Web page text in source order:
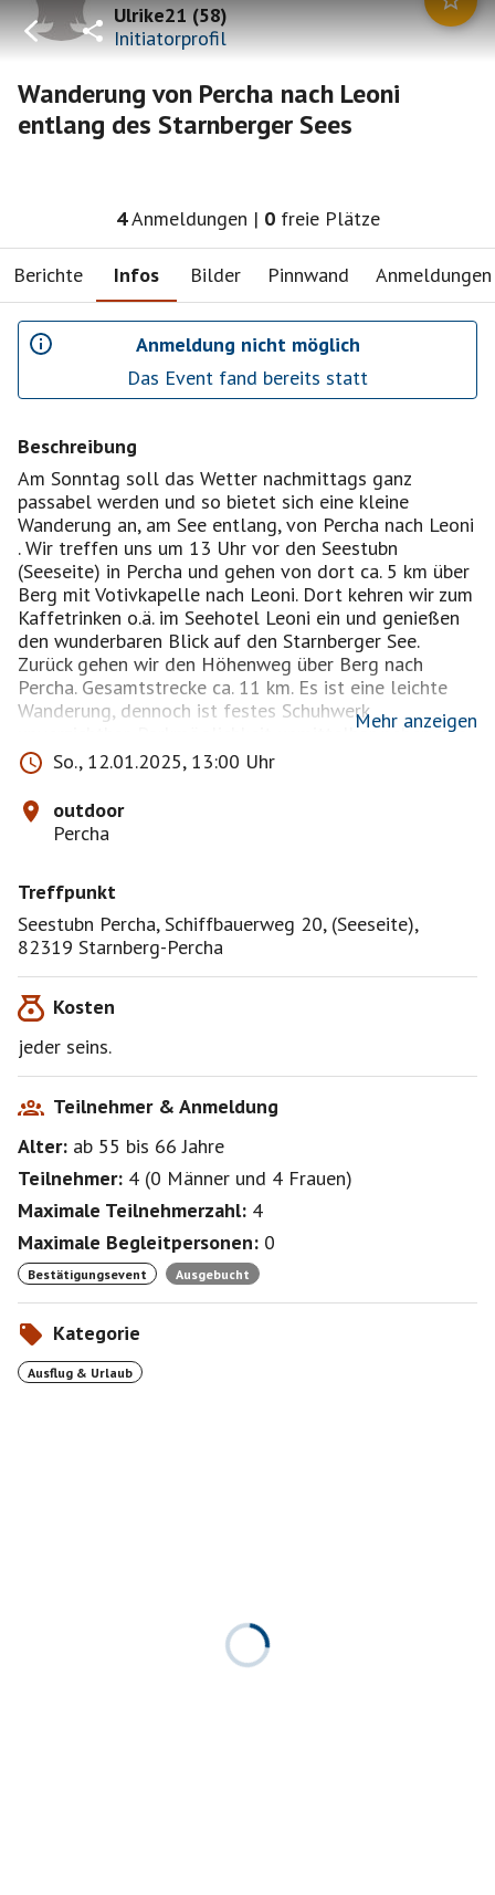
Ulrike21(58)
Initiatorprofil
Wanderung von Percha nach Leoni
entlang des Starnberger Sees
4Anmeldungen | 0 freie Plätze
Berichte Infos Bilder Pinnwand Anmeldungen
Anmeldung nicht möglich
Das Event fand bereits statt
Beschreibung
Am Sonntag soll das Wetter nachmittags ganz
passabel werden und so bietet sich eine kleine
Wanderung an, am See entlang, von Percha nach Leoni
. Wir treffen uns um 13 Uhr vor den Seestubn
(Seeseite) in Percha und gehen von dort ca. 5 km über
Berg mit Votivkapelle nach Leoni. Dort kehren wir zum
Kaffetrinken o.ä. im Seehotel Leoni ein und genießen
den wunderbaren Blick auf den Starnberger See.
Zurück gehen wir den Höhenweg über Berg nach
Percha. Gesamtstrecke ca. 11 km. Es ist eine leichte
Wanderung, dennoch ist festes Schuhwerk
unverzichtbar. Parkmöglichkeit unmittelbar neben den
Seestubn auf dem großen Parkplatz.
Wie immer besteht Haftungsausschluss seitens der
Initiatorin für Schäden jeglicher Art. Dies wird mit der
Mehr anzeigen
So., 12.01.2025, 13:00 Uhr
outdoor
Percha
Treffpunkt
Seestubn Percha, Schiffbauerweg 20, (Seeseite),
82319 Starnberg-Percha
Kosten
jeder seins.
Teilnehmer & Anmeldung
Alter: ab 55 bis 66Jahre
Teilnehmer: 4 (0 Männer und 4 Frauen)
Maximale Teilnehmerzahl: 4
Maximale Begleitpersonen: 0
Bestätigungsevent Ausgebucht
Kategorie
Ausflug & Urlaub